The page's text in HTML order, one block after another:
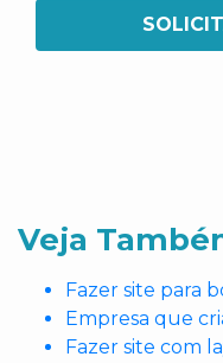
Veja
Fazer site para
Empresa que
Fazer site com